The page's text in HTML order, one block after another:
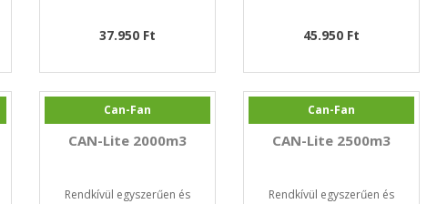
37.950 Ft 45.950 Ft
Can-Fan
CAN-Lite 2000m3
Rendkívül egyszerűen és
Can-Fan
CAN-Lite 2500m3
Rendkívül egyszerűen és